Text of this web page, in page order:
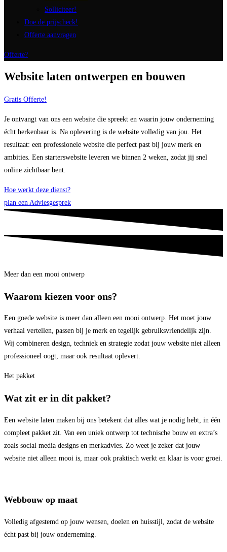
Solliciteer!
Doe de prijscheck!
Offerte aanvragen
Offerte?
Website laten ontwerpen en bouwen
Gratis Offerte!
Je ontvangt van ons een website die spreekt en waarin jouw onderneming
écht herkenbaar is. Na oplevering is de website volledig van jou. Het
resultaat: een professionele website die perfect past bij jouw merk en
ambities. Een starterswebsite leveren we binnen 2 weken, zodat jij snel
online zichtbaar bent.
Hoe werkt deze dienst?
plan een Adviesgesprek
Meer dan een mooi ontwerp
Waarom kiezen voor ons?
Een goede website is meer dan alleen een mooi ontwerp. Het moet jouw
verhaal vertellen, passen bij je merk en tegelijk gebruiksvriendelijk zijn.
Wij combineren design, techniek en strategie zodat jouw website niet alleen
professioneel oogt, maar ook resultaat oplevert.
Het pakket
Wat zit er in dit pakket?
Een website laten maken bij ons betekent dat alles wat je nodig hebt, in één
compleet pakket zit. Van een uniek ontwerp tot technische bouw en extra’s
zoals social media designs en merkadvies. Zo weet je zeker dat jouw
website niet alleen mooi is, maar ook praktisch werkt en klaar is voor groei.
Webbouw op maat
Volledig afgestemd op jouw wensen, doelen en huisstijl, zodat de website
écht past bij jouw onderneming.